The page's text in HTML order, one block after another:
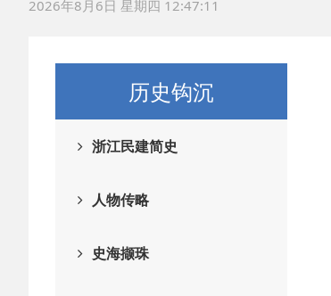
2026年8月6日 星期四 12:47:12
历史钩沉
浙江民建简史
人物传略
史海撷珠